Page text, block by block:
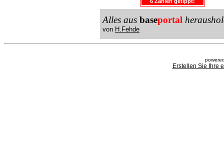
Alles aus baseportal
von H.Fehde
Erstellen Sie Ihre